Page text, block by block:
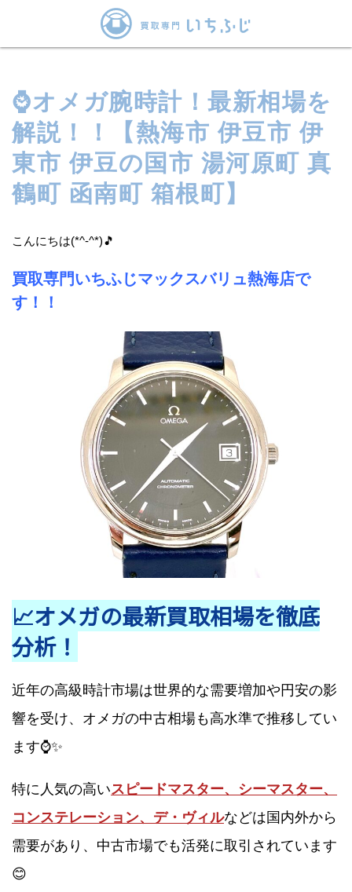
⌚オメガ腕時計！最新相場を
解説！！【熱海市 伊豆市 伊
東市 伊豆の国市 湯河原町 真
鶴町 函南町 箱根町】
こんにちは(*^-^*)🎵
買取専門いちふじマックスバリュ熱海店で
す！！
📈オメガの最新買取相場を徹底
分析！
近年の高級時計市場は世界的な需要増加や円安の影
響を受け、オメガの中古相場も高水準で推移してい
ます⌚✨
特に人気の高いスピードマスター、シーマスター、
コンステレーション、デ・ヴィルなどは国内外から
需要があり、中古市場でも活発に取引されています
😊